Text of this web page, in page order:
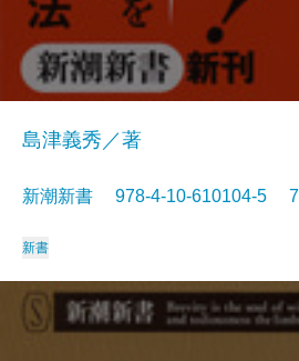
島津義秀／著
新潮新書 978-4-10-610104-5
新書